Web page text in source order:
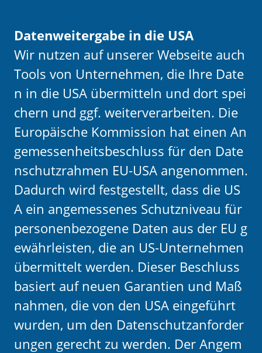
Datenweitergabe in die USA
Wir nutzen auf unserer Webseite auch
Tools von Unternehmen, die Ihre Date
n in die USA übermitteln und dort spei
chern und ggf. weiterverarbeiten. Die
Europäische Kommission hat einen An
gemessenheitsbeschluss für den Date
nschutzrahmen EU-USA angenommen.
Dadurch wird festgestellt, dass die US
A ein angemessenes Schutzniveau für
personenbezogene Daten aus der EU g
ewährleisten, die an US-Unternehmen
übermittelt werden. Dieser Beschluss
basiert auf neuen Garantien und Maß
nahmen, die von den USA eingeführt
wurden, um den Datenschutzanforder
ungen gerecht zu werden. Der Angem